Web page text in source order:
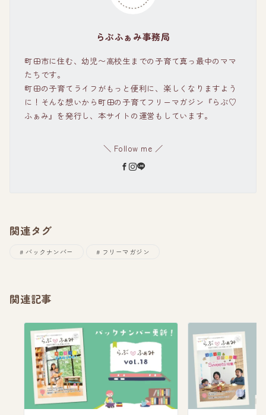
らぶふぁみ事務局
町田市に住む、幼児〜高校生までの子育て真っ最中のママ
たちです。
町田の子育てライフがもっと便利に、楽しくなりますよう
に！そんな想いから町田の子育てフリーマガジン『らぶ♡
ふぁみ』を発行し、本サイトの運営もしています。
＼ Follow me ／
関連タグ
バックナンバー フリーマガジン
関連記事